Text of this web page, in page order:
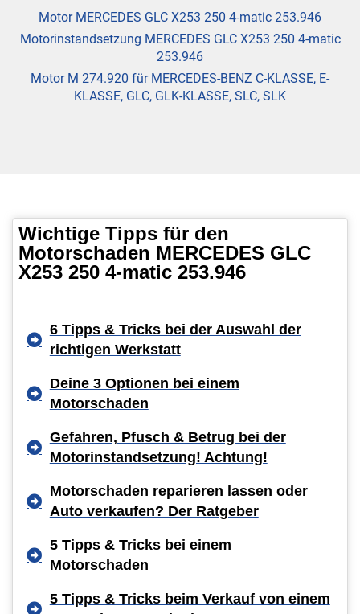
Motor MERCEDES GLC X253 250 4-matic 253.946
Motorinstandsetzung MERCEDES GLC X253 250 4-matic
253.946
Motor M 274.920 für MERCEDES-BENZ C-KLASSE, E-
KLASSE, GLC, GLK-KLASSE, SLC, SLK
Wichtige Tipps für den
Motorschaden MERCEDES GLC
X253 250 4-matic 253.946
6 Tipps & Tricks bei der Auswahl der
richtigen Werkstatt
Deine 3 Optionen bei einem
Motorschaden
Gefahren, Pfusch & Betrug bei der
Motorinstandsetzung! Achtung!
Motorschaden reparieren lassen oder
Auto verkaufen? Der Ratgeber
5 Tipps & Tricks bei einem
Motorschaden
5 Tipps & Tricks beim Verkauf von einem